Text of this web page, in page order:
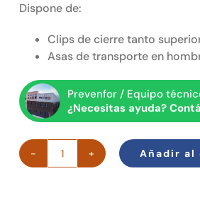
Dispone de:
Clips de cierre tanto
Asas de transporte en
Prevenfor / Equipo
¿Necesitas ayuda?
Petate
Añadir al